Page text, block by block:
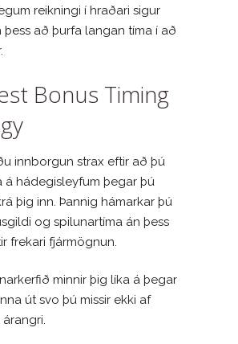
reikningi í hraðari sigur
að þurfa langan tíma í að
Bonus Timing
innborgun strax eftir að þú
á hádegisleyfum þegar þú
þig inn. Þannig hámarkar þú
og spilunartíma án þess
frekari fjármögnun.
minnir þig líka á þegar
út svo þú missir ekki af